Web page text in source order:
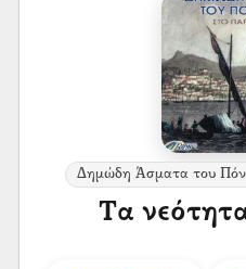
Δημώδη Άσματα του
Τα